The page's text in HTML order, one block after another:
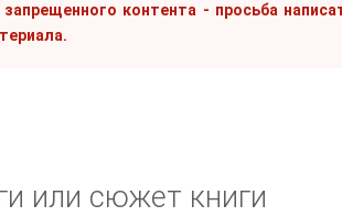
контента - просьба
или сюжет книги